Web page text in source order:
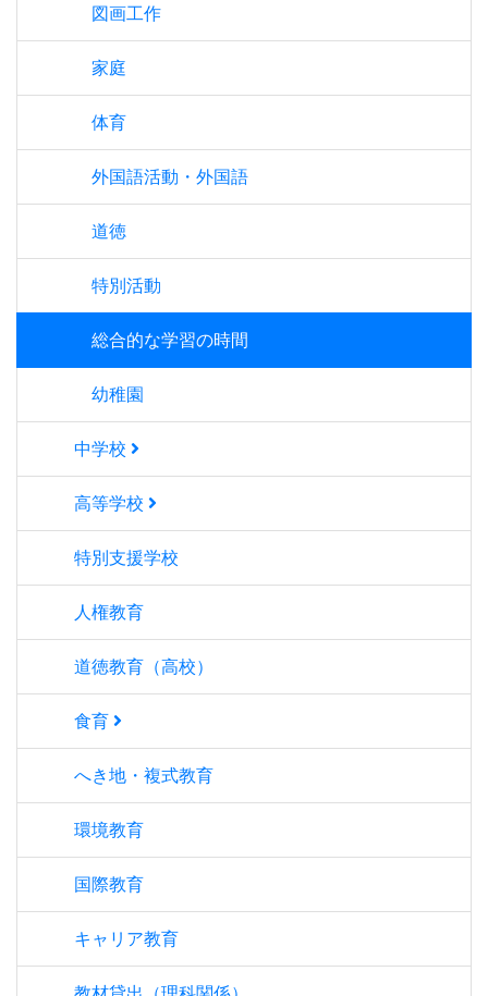
図画工作
家庭
体育
外国語活動・外国語
道徳
特別活動
総合的な学習の時間
幼稚園
中学校
高等学校
特別支援学校
人権教育
道徳教育（高校）
食育
へき地・複式教育
環境教育
国際教育
キャリア教育